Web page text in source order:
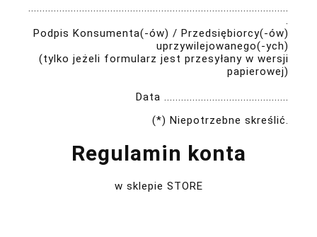
............................................................................................
.
Podpis Konsumenta(-ów) / Przedsiębiorcy(-ów)
uprzywilejowanego(-ych)
(tylko jeżeli formularz jest przesyłany w wersji
papierowej)
Data ............................................
(*) Niepotrzebne skreślić.
Regulamin konta
w sklepie STORE